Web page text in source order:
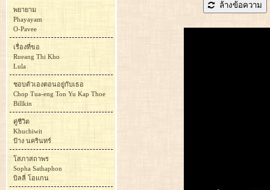
ล้างข้อความ
พยายาม
Phayayam
O-Pavee
เรื่องที่ขอ
Rueang Thi Kho
Lula
ชอบตัวเองตอนอยู่กับเธอ
Chop Tua-eng Ton Yu Kap Thoe
Billkin
คู่ชีวิต
Khuchiwit
ป้าง นครินทร์
โสภาสถาพร
Sopha Sathaphon
บิลลี่ โอแกน